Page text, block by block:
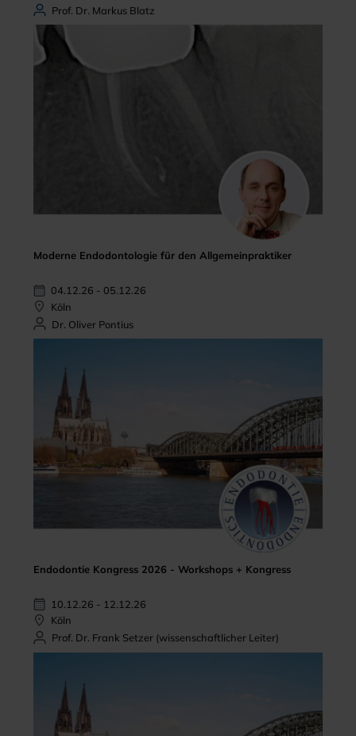
Prof. Dr. Markus Blatz
Moderne Endodontologie für den Allgemeinpraktiker
04.12.26 - 05.12.26
Köln
Dr. Oliver Pontius
Endodontie Kongress 2026 - Workshops + Kongress
10.12.26 - 12.12.26
Köln
Prof. Dr. Frank Setzer (wissenschaftlicher Leiter)